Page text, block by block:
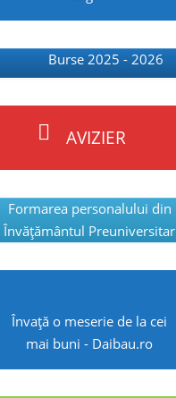
Burse 2025 - 2026
AVIZIER
Formarea personalului din
Învăţământul Preuniversitar
Învață o meserie de la cei
mai buni - Daibau.ro